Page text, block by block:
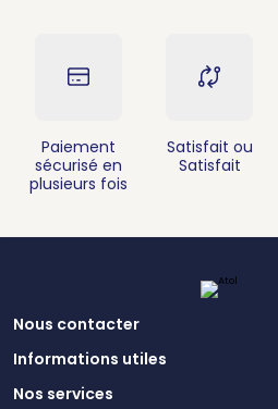
Paiement
sécurisé en
plusieurs fois
Satisfait ou
Satisfait
Nous contacter
Informations utiles
Nos services